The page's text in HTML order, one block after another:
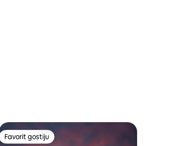
Favorit gostiju
Favorit gostiju